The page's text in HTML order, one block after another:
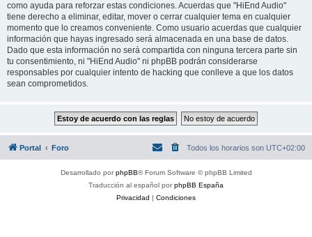
como ayuda para reforzar estas condiciones. Acuerdas que "HiEnd Audio"
tiene derecho a eliminar, editar, mover o cerrar cualquier tema en cualquier
momento que lo creamos conveniente. Como usuario acuerdas que cualquier
información que hayas ingresado será almacenada en una base de datos.
Dado que esta información no será compartida con ninguna tercera parte sin
tu consentimiento, ni "HiEnd Audio" ni phpBB podrán considerarse
responsables por cualquier intento de hacking que conlleve a que los datos
sean comprometidos.
Portal Foro Todos los horarios son UTC+02:00
Desarrollado porphpBB® Forum Software © phpBB Limited
Traducción al español porphpBB España
Privacidad | Condiciones